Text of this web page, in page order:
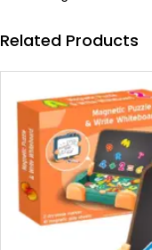
Related Products